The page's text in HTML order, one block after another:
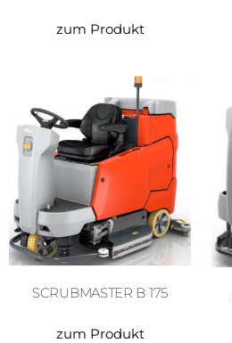
zum Produkt
SCRUBMASTER B 175
zum Produkt